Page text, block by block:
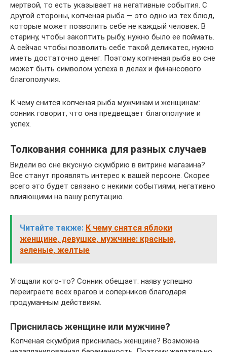
мертвой, то есть указывает на негативные события. С
другой стороны, копченая рыба — это одно из тех блюд,
которые может позволить себе не каждый человек. В
старину, чтобы закоптить рыбу, нужно было ее поймать.
А сейчас чтобы позволить себе такой деликатес, нужно
иметь достаточно денег. Поэтому копченая рыба во сне
может быть символом успеха в делах и финансового
благополучия.
К чему снится копченая рыба мужчинам и женщинам:
сонник говорит, что она предвещает благополучие и
успех.
Толкования сонника для разных случаев
Видели во сне вкусную скумбрию в витрине магазина?
Все станут проявлять интерес к вашей персоне. Скорее
всего это будет связано с некими событиями, негативно
влияющими на вашу репутацию.
Читайте также: К чему снятся яблоки
женщине, девушке, мужчине: красные,
зеленые, желтые
Угощали кого-то? Сонник обещает: наяву успешно
переиграете всех врагов и соперников благодаря
продуманным действиям.
Приснилась женщине или мужчине?
Копченая скумбрия приснилась женщине? Возможна